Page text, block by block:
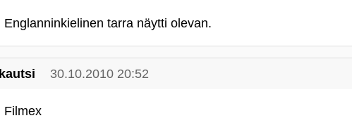
Englanninkielinen tarra näytti olevan.
kautsi 30.10.2010 20:52
Filmex